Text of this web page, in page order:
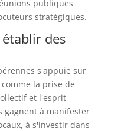
publiques
stratégiques.
des
s'appuie sur
la prise de
et l'esprit
gagnent à manifester
à s'investir dans